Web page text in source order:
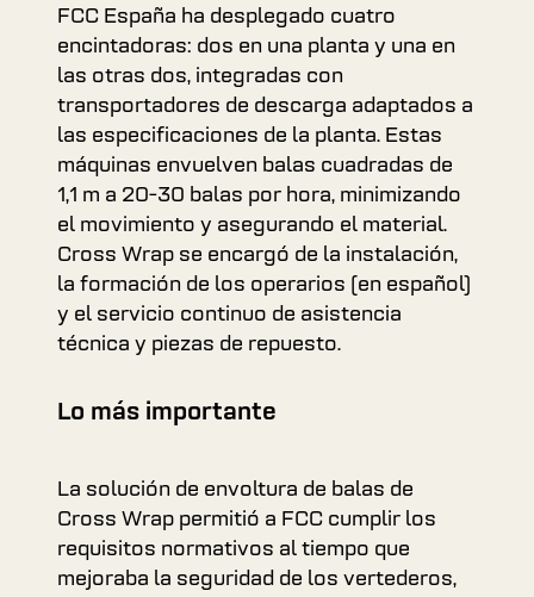
FCC España ha desplegado cuatro
encintadoras: dos en una planta y una en
las otras dos, integradas con
transportadores de descarga adaptados a
las especificaciones de la planta. Estas
máquinas envuelven balas cuadradas de
1,1 m a 20-30 balas por hora, minimizando
el movimiento y asegurando el material.
Cross Wrap se encargó de la instalación,
la formación de los operarios (en español)
y el servicio continuo de asistencia
técnica y piezas de repuesto.
Lo más importante
La solución de envoltura de balas de
Cross Wrap permitió a FCC cumplir los
requisitos normativos al tiempo que
mejoraba la seguridad de los vertederos,